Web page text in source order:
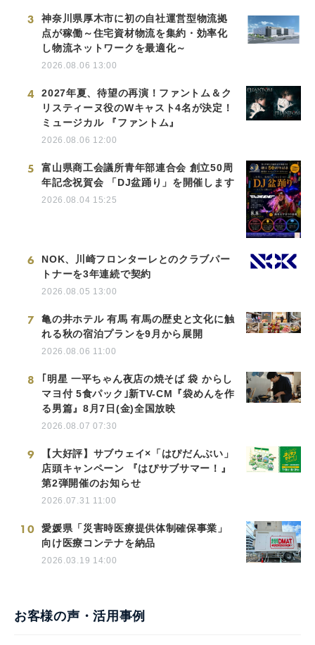
3
神奈川県厚木市に初の自社運営型物流拠
点が稼働～住宅資材物流を集約・効率化
し物流ネットワークを最適化～
2026.08.06 13:00
4
2027年夏、待望の再演！ファントム＆ク
リスティーヌ役のWキャスト4名が決定！
ミュージカル 『ファントム』
2026.08.06 12:00
5
富山県商工会議所青年部連合会 創立50周
年記念祝賀会 「DJ盆踊り」を開催します
2026.08.04 15:25
6
NOK、川崎フロンターレとのクラブパー
トナーを3年連続で契約
2026.08.05 13:00
7
亀の井ホテル 有馬 有馬の歴史と文化に触
れる秋の宿泊プランを9月から展開
2026.08.06 11:00
8
｢明星 一平ちゃん夜店の焼そば 袋 からし
マヨ付 5食パック｣新TV-CM『袋めんを作
る男篇』8月7日(金)全国放映
2026.08.07 07:30
9
【大好評】サブウェイ×「はぴだんぶい」
店頭キャンペーン 『はぴサブサマー！』
第2弾開催のお知らせ
2026.07.31 11:00
10
愛媛県「災害時医療提供体制確保事業」
向け医療コンテナを納品
2026.03.19 14:00
お客様の声・活用事例